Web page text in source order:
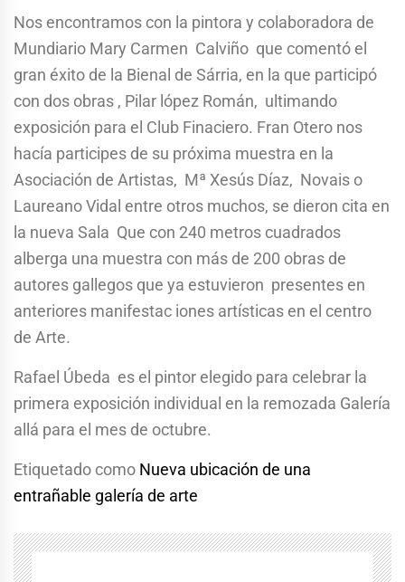
Nos encontramos con la pintora y colaboradora de
Mundiario Mary Carmen Calviño que comentó el
gran éxito de la Bienal de Sárria, en la que participó
con dos obras , Pilar lópez Román, ultimando
exposición para el Club Finaciero. Fran Otero nos
hacía participes de su próxima muestra en la
Asociación de Artistas, Mª Xesús Díaz, Novais o
Laureano Vidal entre otros muchos, se dieron cita en
la nueva Sala Que con 240 metros cuadrados
alberga una muestra con más de 200 obras de
autores gallegos que ya estuvieron presentes en
anteriores manifestac iones artísticas en el centro
de Arte.
Rafael Úbeda es el pintor elegido para celebrar la
primera exposición individual en la remozada Galería
allá para el mes de octubre.
Etiquetado como Nueva ubicación de una
entrañable galería de arte